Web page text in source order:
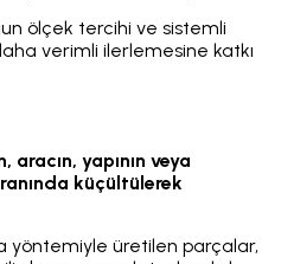
ölçek tercihi ve sistemli
verimli ilerlemesine katkı
yapının veya
küçültülerek
yöntemiyle üretilen parçalar,